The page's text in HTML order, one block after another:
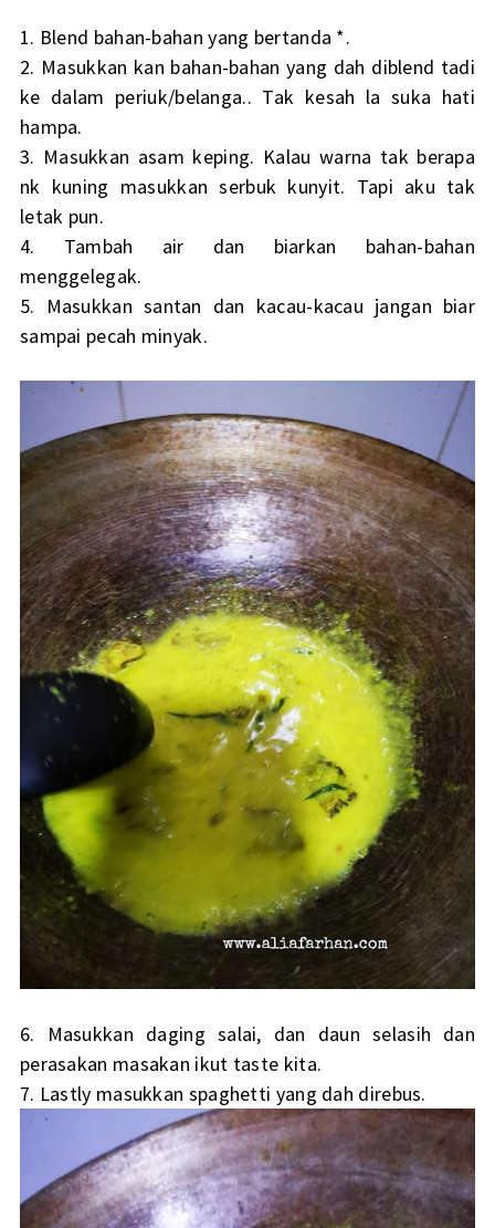
1. Blend bahan-bahan yang bertanda *.
2. Masukkan kan bahan-bahan yang dah diblend tadi
ke dalam periuk/belanga.. Tak kesah la suka hati
hampa.
3. Masukkan asam keping. Kalau warna tak berapa
nk kuning masukkan serbuk kunyit. Tapi aku tak
letak pun.
4. Tambah air dan biarkan bahan-bahan
menggelegak.
5. Masukkan santan dan kacau-kacau jangan biar
sampai pecah minyak.
6. Masukkan daging salai, dan daun selasih dan
perasakan masakan ikut taste kita.
7. Lastly masukkan spaghetti yang dah direbus.